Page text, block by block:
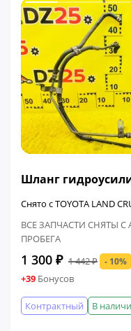
Шланг
Снято с TOYOTA LAND
ВСЕ ЗАПЧАСТИ СНЯТЫ
ПРОБЕГА
1 300 ₽ 1 442 ₽ - 10%
+39 Бонусов
В
Контрактный